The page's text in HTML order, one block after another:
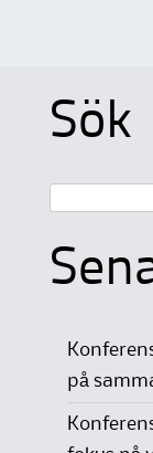
Sök
på